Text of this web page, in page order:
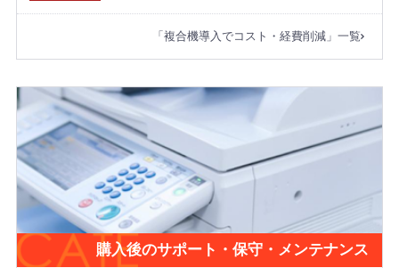
OFFICE110にも、予算を抑えつつ日々の業務に支障が
出ないコピー機を選びたい...
「複合機導入でコスト・経費削減」一覧
購入後のサポート・保守・メンテナンス